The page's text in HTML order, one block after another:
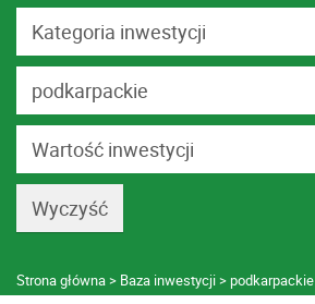
Kategoria inwestycji
podkarpackie
Wartość inwestycji
Strona główna Baza inwestycji podkarpackie